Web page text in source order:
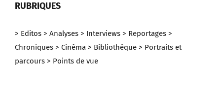
RUBRIQUES
> Editos > Analyses > Interviews > Reportages >
Chroniques > Cinéma > Bibliothèque > Portraits et
parcours > Points de vue